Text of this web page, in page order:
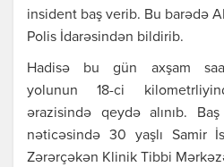
insident baş verib. Bu barədə
Polis İdarəsindən bildirib.
Hadisə bu gün axşam
yolunun 18-ci
ərazisində qeydə alınıb.
nəticəsində 30 yaşlı Samir
Zərərçəkən Klinik Tibbi